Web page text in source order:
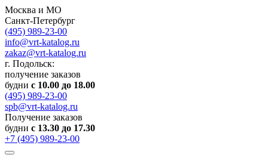
Москва и МО
Санкт-Петербург
(495) 989-23-00
info@vrt-katalog.ru
zakaz@vrt-katalog.ru
г. Подольск:
получение заказов
будни с 10.00 до 18.00
(495) 989-23-00
spb@vrt-katalog.ru
Получение заказов
будни с 13.30 до 17.30
+7 (495) 989-23-00